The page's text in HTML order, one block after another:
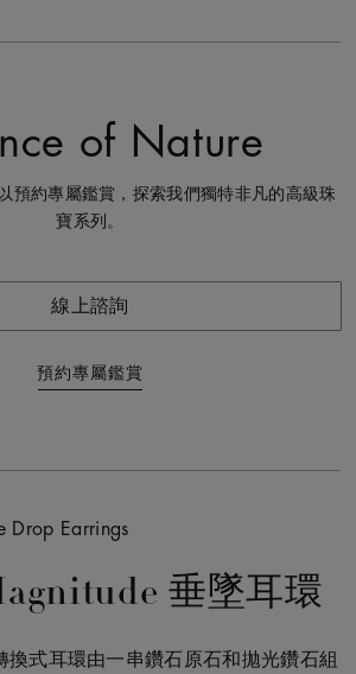
of Nature
預約專屬鑑賞，探索我們獨特非凡的高級珠
寶系列。
線上諮詢
預約專屬鑑賞
垂墜耳環
換式耳環由一串鑽石原石和拋光鑽石組